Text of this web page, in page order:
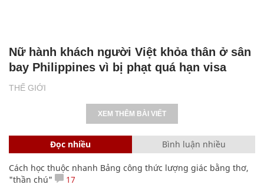
THẾ GIỚI
Nữ hành khách người Việt khỏa thân ở sân
bay Philippines vì bị phạt quá hạn visa
XEM THÊM BÀI VIẾT
Đọc nhiều Bình luận nhiều
Cách học thuộc nhanh Bảng công thức lượng giác bằng thơ,
"thần chú"
17